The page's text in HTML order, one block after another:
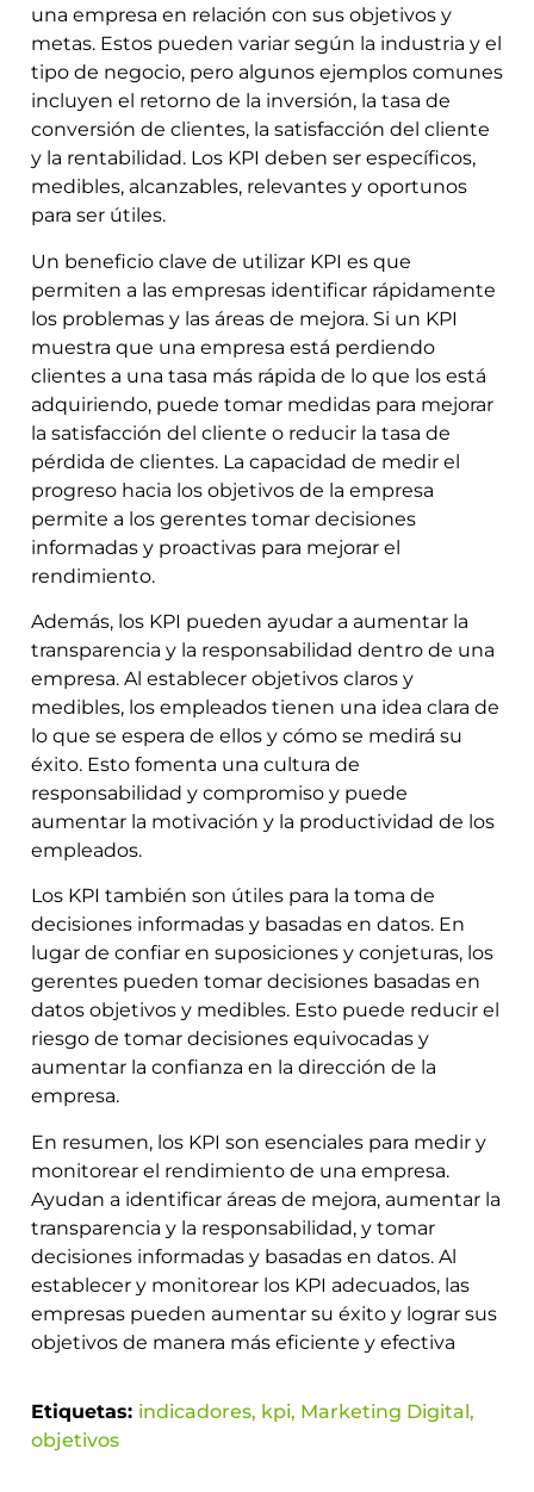
una empresa en relación con sus objetivos y
metas. Estos pueden variar según la industria y el
tipo de negocio, pero algunos ejemplos comunes
incluyen el retorno de la inversión, la tasa de
conversión de clientes, la satisfacción del cliente
y la rentabilidad. Los KPI deben ser específicos,
medibles, alcanzables, relevantes y oportunos
para ser útiles.
Un beneficio clave de utilizar KPI es que
permiten a las empresas identificar rápidamente
los problemas y las áreas de mejora. Si un KPI
muestra que una empresa está perdiendo
clientes a una tasa más rápida de lo que los está
adquiriendo, puede tomar medidas para mejorar
la satisfacción del cliente o reducir la tasa de
pérdida de clientes. La capacidad de medir el
progreso hacia los objetivos de la empresa
permite a los gerentes tomar decisiones
informadas y proactivas para mejorar el
rendimiento.
Además, los KPI pueden ayudar a aumentar la
transparencia y la responsabilidad dentro de una
empresa. Al establecer objetivos claros y
medibles, los empleados tienen una idea clara de
lo que se espera de ellos y cómo se medirá su
éxito. Esto fomenta una cultura de
responsabilidad y compromiso y puede
aumentar la motivación y la productividad de los
empleados.
Los KPI también son útiles para la toma de
decisiones informadas y basadas en datos. En
lugar de confiar en suposiciones y conjeturas, los
gerentes pueden tomar decisiones basadas en
datos objetivos y medibles. Esto puede reducir el
riesgo de tomar decisiones equivocadas y
aumentar la confianza en la dirección de la
empresa.
En resumen, los KPI son esenciales para medir y
monitorear el rendimiento de una empresa.
Ayudan a identificar áreas de mejora, aumentar la
transparencia y la responsabilidad, y tomar
decisiones informadas y basadas en datos. Al
establecer y monitorear los KPI adecuados, las
empresas pueden aumentar su éxito y lograr sus
objetivos de manera más eficiente y efectiva
Etiquetas: indicadores, kpi, Marketing Digital,
objetivos